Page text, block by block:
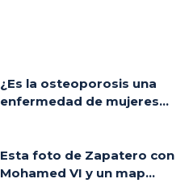
¿Es la osteoporosis una
enfermedad de mujeres...
Esta foto de Zapatero con
Mohamed VI y un map...